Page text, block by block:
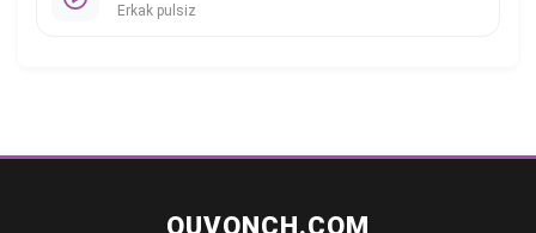
Erkak pulsiz
QUVONCH.COM